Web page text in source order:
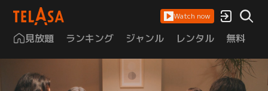
Watch now
見放題 ランキング ジャンル レンタル 無料